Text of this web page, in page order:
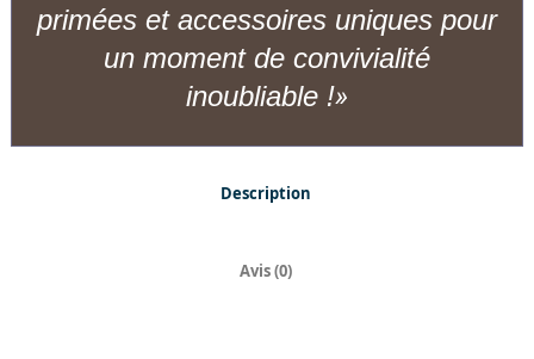
primées et accessoires uniques pour
un moment de convivialité
inoubliable !
Description
Avis (0)